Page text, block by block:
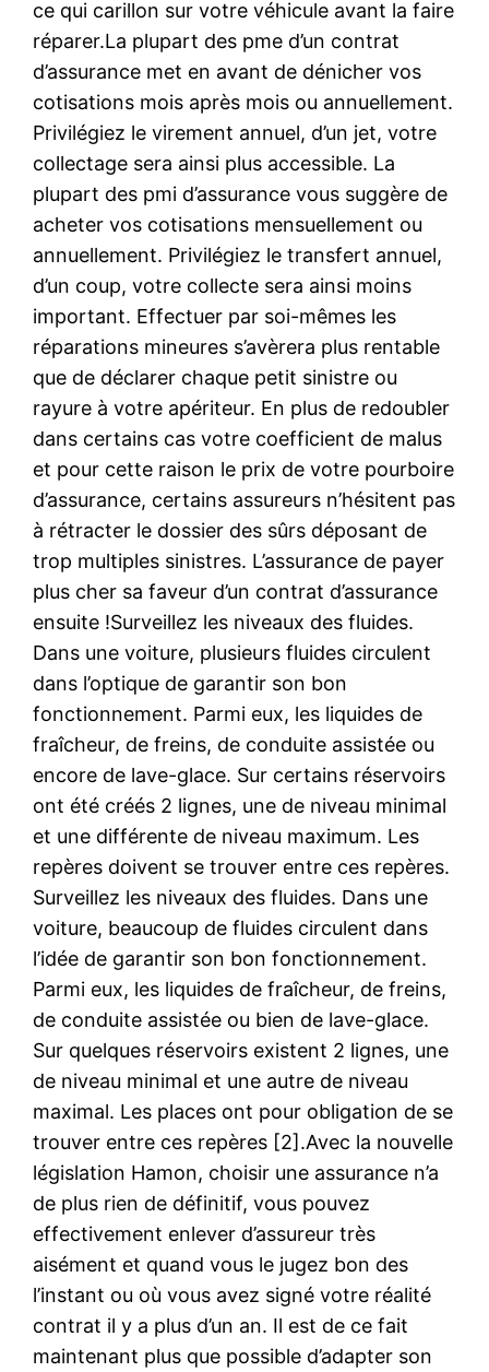
ce qui carillon sur votre véhicule avant la faire
réparer.La plupart des pme d’un contrat
d’assurance met en avant de dénicher vos
cotisations mois après mois ou annuellement.
Privilégiez le virement annuel, d’un jet, votre
collectage sera ainsi plus accessible. La
plupart des pmi d’assurance vous suggère de
acheter vos cotisations mensuellement ou
annuellement. Privilégiez le transfert annuel,
d’un coup, votre collecte sera ainsi moins
important. Effectuer par soi-mêmes les
réparations mineures s’avèrera plus rentable
que de déclarer chaque petit sinistre ou
rayure à votre apériteur. En plus de redoubler
dans certains cas votre coefficient de malus
et pour cette raison le prix de votre pourboire
d’assurance, certains assureurs n’hésitent pas
à rétracter le dossier des sûrs déposant de
trop multiples sinistres. L’assurance de payer
plus cher sa faveur d’un contrat d’assurance
ensuite !Surveillez les niveaux des fluides.
Dans une voiture, plusieurs fluides circulent
dans l’optique de garantir son bon
fonctionnement. Parmi eux, les liquides de
fraîcheur, de freins, de conduite assistée ou
encore de lave-glace. Sur certains réservoirs
ont été créés 2 lignes, une de niveau minimal
et une différente de niveau maximum. Les
repères doivent se trouver entre ces repères.
Surveillez les niveaux des fluides. Dans une
voiture, beaucoup de fluides circulent dans
l’idée de garantir son bon fonctionnement.
Parmi eux, les liquides de fraîcheur, de freins,
de conduite assistée ou bien de lave-glace.
Sur quelques réservoirs existent 2 lignes, une
de niveau minimal et une autre de niveau
maximal. Les places ont pour obligation de se
trouver entre ces repères [2].Avec la nouvelle
législation Hamon, choisir une assurance n’a
de plus rien de définitif, vous pouvez
effectivement enlever d’assureur très
aisément et quand vous le jugez bon des
l’instant ou où vous avez signé votre réalité
contrat il y a plus d’un an. Il est de ce fait
maintenant plus que possible d’adapter son